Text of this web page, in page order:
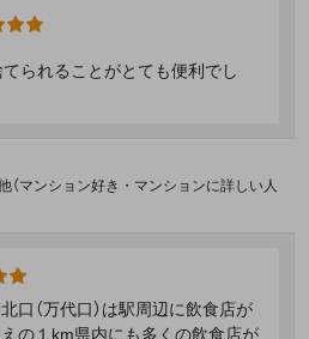
られることがとても便利でし
（マンション好き・マンションに詳しい人
口（万代口）は駅周辺に飲食店が
の１km県内にも多くの飲食店が